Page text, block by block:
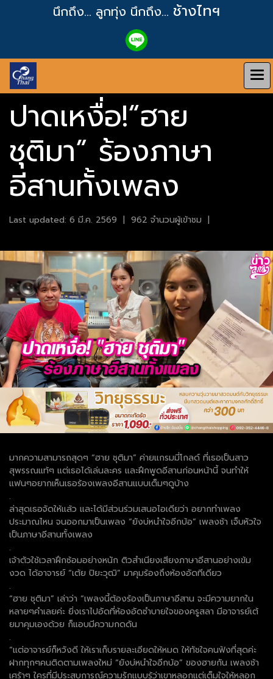
นึกถึง... ลูกทุ่ง นึกถึง... ช้างไทฯ
ปาดเหงื่อ!“ฮาย
ชุติมา” ร้องภาษา
อีสานทั้งเพลง
Last updated: 6 มี.ค. 2569 | 962 จำนวนผู้เข้าชม |
มากความสามารถสุดๆ “ฮาย ชุติมา” ค่ายแกรมมี่โกลด์ ที่เธอเป็นสาว
สุพรรณแท้ๆ แต่เธอได้เล่นละคร และฝึกพูดอีสานก่อนหน้านี้ จนทำให้
แฟนๆอยากเห็นเธอร้องเพลงอีสานแบบเต็มๆดูบ้าง
.
ล่าสุดเธอจัดให้แล้ว และได้มีส่วนร่วมเสนอไอเดียว่า อยากทำเพลง
ประมาณไหน จนออกมาเป็นเพลง “ยังบ่หนำใจอีกบ้อ” เพลงช้า เจ็บหัวใจ
เป็นภาษาอีสานทั้งเพลง
.
เจ้าตัวใช้เวลาฝึกซ้อมอย่างหนัก ติวสำเนียงเสียงภาษาอีสานอย่างเข้ม
งวด ได้อาจารย์ “เต้ย ปิยะวุฒิ” มาคุมร้องถึงห้องอัดทีเดียว
.
“ฮาย ชุติมา” เล่าว่า “เพลงนี้ต้องร้องเป็นภาษาอีสาน จะมีความยากใน
หลายๆคำเลยค่ะ ยิ่งเราไปอัดที่ห้องอัดซำบายใจของครูสลา มีอาจารย์เต้
ยมาคุมเองด้วย ก็แอบมีความกดดัน
.
“แต่อาจารย์ก็หวังดี ให้เราเก็บรายละเอียดให้หมด ให้ทัชใจคนฟังที่สุดค่ะ
ฝากทุกๆคนติดตามเพลงใหม่ “ยังบ่หนำใจอีกบ้อ” ของฮายกัน เพลงช้า
เศร้าๆ ใครที่มีประสบการณ์ความรักแบบรู้ว่าเขาหลอกแต่เต็มใจให้หลอก